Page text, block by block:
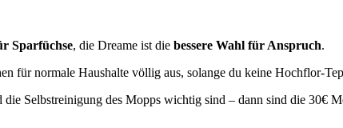
Sparfüchse, die Dreame ist die bessere Wahl für Anspruch.
für normale Haushalte völlig aus, solange du keine Hochflor-
Selbstreinigung des Mopps wichtig sind – dann sind die 30€